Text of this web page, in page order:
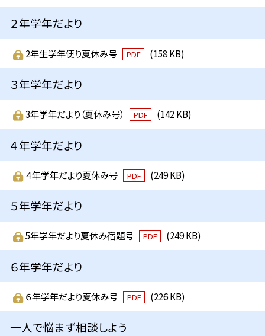
２年学年だより
2年生学年便り夏休み号 PDF (158 KB)
３年学年だより
3年学年だより（夏休み号） PDF (142 KB)
４年学年だより
４年学年だより夏休み号 PDF (249 KB)
５年学年だより
5年学年だより夏休み宿題号 PDF (249 KB)
６年学年だより
６年学年だより夏休み号 PDF (226 KB)
一人で悩まず相談しよう